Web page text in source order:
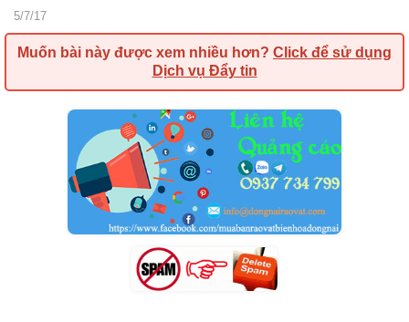
5/7/17
Muốn bài này được xem nhiều hơn? Click để sử dụng
Dịch vụ Đẩy tin